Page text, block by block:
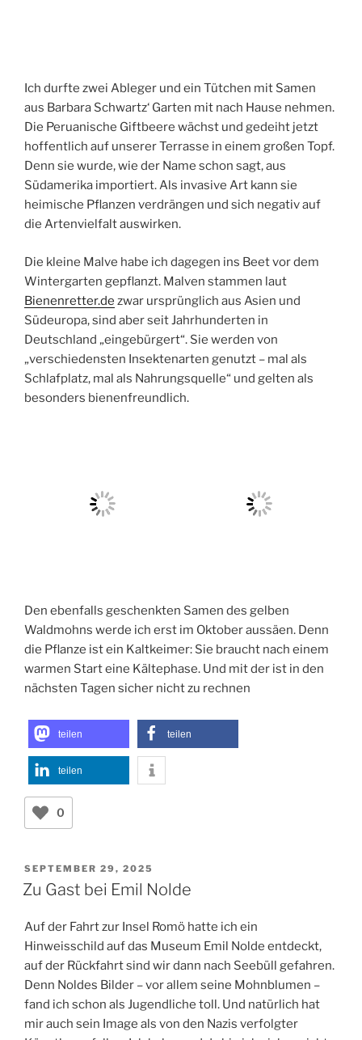
Ich durfte zwei Ableger und ein Tütchen mit Samen
aus Barbara Schwartz‘ Garten mit nach Hause nehmen.
Die Peruanische Giftbeere wächst und gedeiht jetzt
hoffentlich auf unserer Terrasse in einem großen Topf.
Südamerika importiert. Als invasive Art kann sie
heimische Pflanzen verdrängen und sich negativ auf
die Artenvielfalt auswirken.
Die kleine Malve habe ich dagegen ins Beet vor dem
Wintergarten gepflanzt. Malven stammen laut
Bienenretter.de zwar ursprünglich aus Asien und
Südeuropa, sind aber seit Jahrhunderten in
Den ebenfalls geschenkten Samen des gelben
Waldmohns werde ich erst im Oktober aussäen. Denn
die Pflanze ist ein Kaltkeimer: Sie braucht nach einem
nächsten Tagen sicher nicht zu rechnen
teilen
0
VERÖFFENTLICHT
AM
SEPTEMBER 29, 2025
Zu Gast bei Emil Nolde